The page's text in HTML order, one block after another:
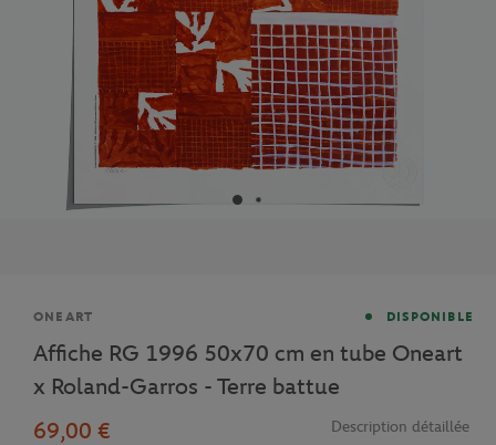
Marque
ONEART DISPONIBLE
Affiche RG 1996 50x70 cm en tube Oneart
x Roland-Garros - Terre battue
69,00 €
Description détaillée